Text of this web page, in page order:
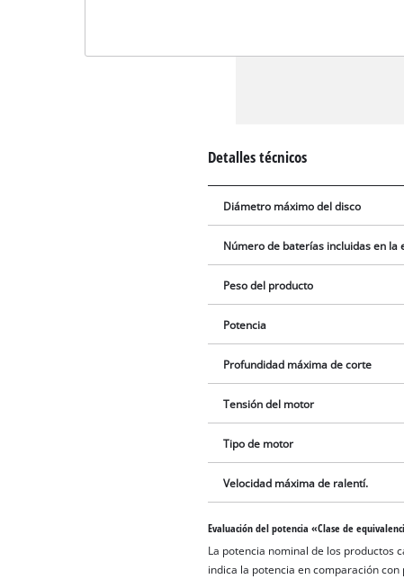
Detalles técnicos
Diámetro máximo del disco
Número de baterías incluidas en la
Peso del producto
Potencia
Profundidad máxima de corte
Tensión del motor
Tipo de motor
Velocidad máxima de ralentí.
Evaluación del potencia «Clase de
La potencia nominal de los productos
indica la potencia en comparación